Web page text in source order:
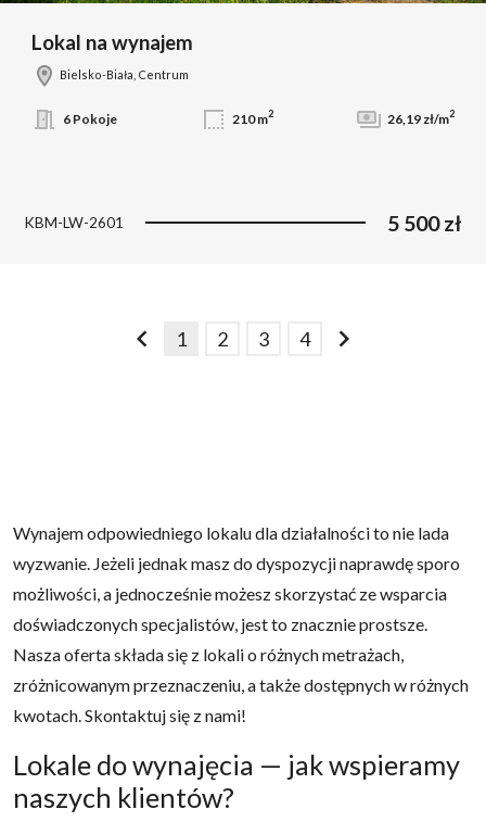
Lokal na wynajem
Bielsko-Biała, Centrum
6 Pokoje 210 m2 26,19 zł/m2
KBM-LW-2601 5 500 zł
prev
1 2 3 4
next
Wynajem odpowiedniego lokalu dla działalności to nie lada
wyzwanie. Jeżeli jednak masz do dyspozycji naprawdę sporo
możliwości, a jednocześnie możesz skorzystać ze wsparcia
doświadczonych specjalistów, jest to znacznie prostsze.
Nasza oferta składa się z lokali o różnych metrażach,
zróżnicowanym przeznaczeniu, a także dostępnych w różnych
kwotach. Skontaktuj się z nami!
Lokale do wynajęcia — jak wspieramy
naszych klientów?